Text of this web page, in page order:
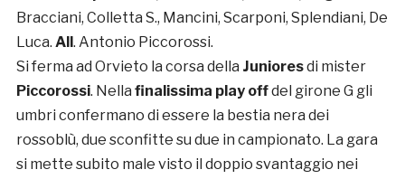
Bracciani, Colletta S., Mancini, Scarponi, Splendiani, De
Luca. All . Antonio Piccorossi.
Si ferma ad Orvieto la corsa della Junioresdi mister
Piccorossi. Nella finalissima play offdel girone G gli
umbri confermano di essere la bestia nera dei
rossoblù, due sconfitte su due in campionato. La gara
si mette subito male visto il doppio svantaggio nei